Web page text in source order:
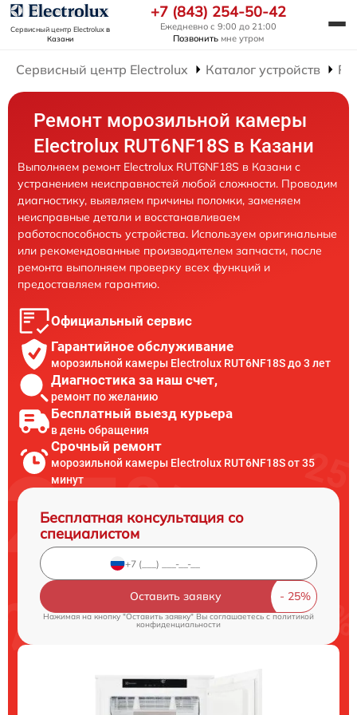
Сервисный центр Electroluxв
Казани
+7 (843) 254-50-42
Ежедневно с 9:00 до 21:00
Позвонить мне утром
Сервисный центр Electrolux Каталог устройств
Ремонт морозильной камеры
Electrolux RUT6NF18S в Казани
Выполняем ремонт Electrolux RUT6NF18S в Казани с
устранением неисправностей любой сложности. Проводим
диагностику, выявляем причины поломки, заменяем
неисправные детали и восстанавливаем
работоспособность устройства. Используем оригинальные
или рекомендованные производителем запчасти, после
ремонта выполняем проверку всех функций и
предоставляем гарантию.
Официальный сервис
Гарантийное обслуживание
морозильной камеры Electrolux RUT6NF18S до 3 лет
Диагностика за наш счет,
ремонт по желанию
Бесплатный выезд курьера
в день обращения
Срочный ремонт
морозильной камеры Electrolux RUT6NF18S от 35
минут
Бесплатная консультация со
специалистом
Оставить заявку
Нажимая на кнопку "Оставить заявку" Вы соглашаетесь cполитикой
конфиденциальности